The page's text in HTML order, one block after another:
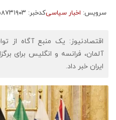
سرویس: اخبار سیاسیکدخبر: ۷۳۱۹۰۳
اقتصادنیوز: یک منبع آگاه از
آلمان، فرانسه و انگلیس برای
ایران خبر داد.